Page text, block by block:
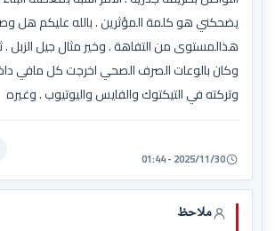
يضحكني هو كلمة المؤثرين . بالله عليكم هل
هذالمستوى من التفاهة . وخير مثال جيل الزبل
وكان بالوعات الصرف الصحي اخرجت كل مافي
وتركته في التيكتوك والفايس واليوتيوب . وغيره
2025/11/30 - 01:44
ملاحظ